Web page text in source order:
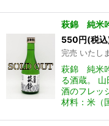
萩錦 純米
550円(税
完売 いたし
萩錦 純米
る酒蔵。
酒のフレッ
材料：米（